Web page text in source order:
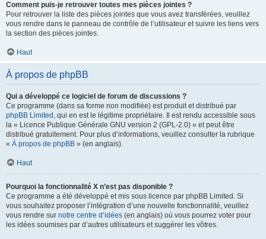
Comment puis-je retrouver toutes mes pièces jointes ?
Pour retrouver la liste des pièces jointes que vous avez transférées, veuillez
vous rendre dans le panneau de contrôle de l’utilisateur et suivre les liens vers
la section des pièces jointes.
Haut
À propos de phpBB
Qui a développé ce logiciel de forum de discussions ?
Ce programme (dans sa forme non modifiée) est produit et distribué par
phpBB Limited , qui en est le légitime propriétaire. Il est rendu accessible sous
la « Licence Publique Générale GNU version 2 (GPL-2.0) » et peut être
distribué gratuitement. Pour plus d’informations, veuillez consulter la rubrique
« À propos de phpBB » (en anglais).
Haut
Pourquoi la fonctionnalité X n’est pas disponible ?
Ce programme a été développé et mis sous licence par phpBB Limited. Si
vous souhaitez proposer l’intégration d’une nouvelle fonctionnalité, veuillez
vous rendre sur notre centre d’idées (en anglais) où vous pourrez voter pour
les idées soumises par d’autres utilisateurs et suggérer les vôtres.